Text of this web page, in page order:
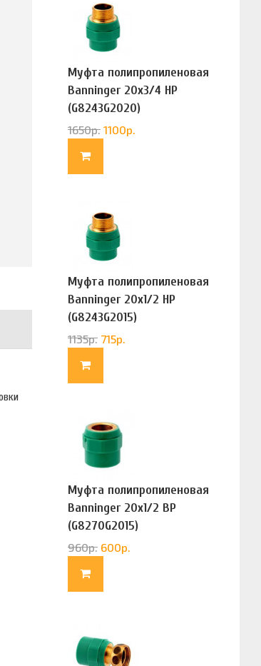
Муфта полипропиленовая
Banninger 20х3/4 НР
(G8243G2020)
1650р. 1100р.
Муфта полипропиленовая
Banninger 20х1/2 НР
(G8243G2015)
1135р. 715р.
Муфта полипропиленовая
Banninger 20х1/2 ВР
(G8270G2015)
960р. 600р.